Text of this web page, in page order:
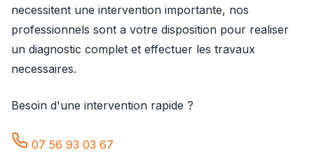
necessitent une intervention importante, nos
professionnels sont a votre disposition pour realiser
un diagnostic complet et effectuer les travaux
necessaires.
Besoin d'une intervention rapide ?
07 56 93 03 67